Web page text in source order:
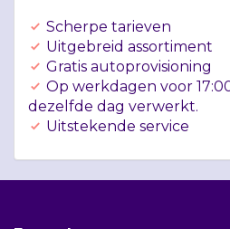
Scherpe tarieven
Uitgebreid assortiment
Gratis autoprovisioning
Op werkdagen voor
dezelfde dag verwerkt.
Uitstekende service